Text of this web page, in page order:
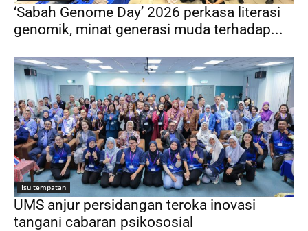
‘Sabah Genome Day’ 2026 perkasa literasi
genomik, minat generasi muda terhadap...
Isu tempatan
UMS anjur persidangan teroka inovasi
tangani cabaran psikososial